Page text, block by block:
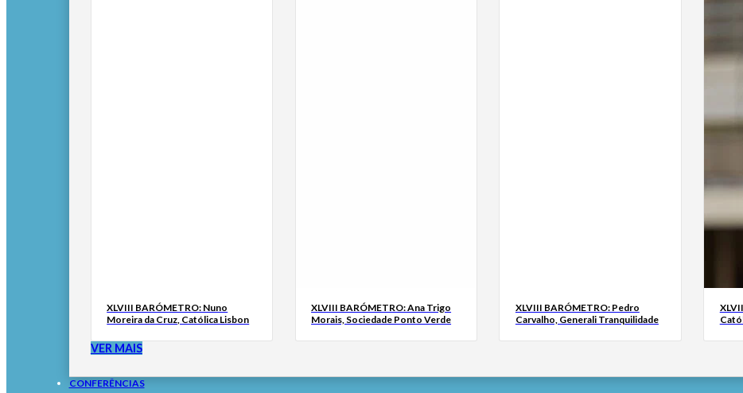
XLVIII BARÓMETRO: Nuno
Moreira da Cruz, Católica Lisbon
XLVIII BARÓMETRO: Ana Trigo
Morais, Sociedade Ponto Verde
XLVIII BARÓMETRO: Pedro
Carvalho, Generali Tranquilidade
VER MAIS
CONFERÊNCIAS